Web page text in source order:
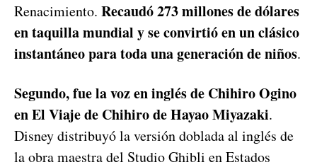
Renacimiento. Recaudó 273 millones de dólares
en taquilla mundial y se convirtió en un clásico
instantáneo para toda una generación de niños.
Segundo, fue la voz en inglés de Chihiro Ogino
en El Viaje de Chihiro de Hayao Miyazaki.
Disney distribuyó la versión doblada al inglés de
la obra maestra del Studio Ghibli en Estados